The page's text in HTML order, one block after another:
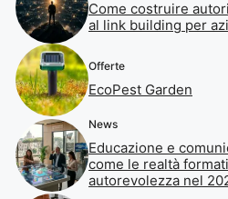
Come costruire
al link building per
Offerte
EcoPest Garden
News
Educazione e
come le realtà
autorevolezza nel